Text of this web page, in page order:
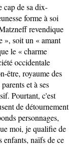
cap de sa dix-
forme à soi
revendique
», soit un « amant
le « charme
occidentale
être, royaume des
et à ses
Pourtant, c'est
de détournement
personnages,
moi, je qualifie de
enfants, naïfs de ce